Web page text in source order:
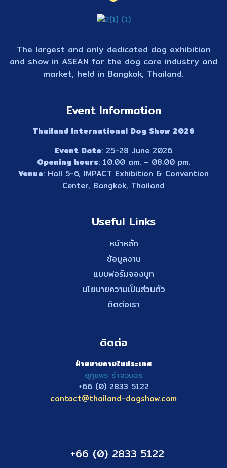
The largest and only dedicated dog exhibition
and show in ASEAN for the dog care industry and
market, held in Bangkok, Thailand.
Event Information
Thailand International Dog Show 2026
Event Date: 25-28 June 2026
Opening hours: 10.00 am. – 08.00 pm.
Venue: Hall 5-6, IMPACT Exhibition & Convention
Center, Bangkok, Thailand
Useful Links
หน้าหลัก
ข้อมูลงาน
แบบฟอร์มจองบูท
นโยบายความเป็นส่วนตัว
ติดต่อเรา
ติดต่อ
ฝ่ายขายภายในประเทศ
อุทุมพร รำจวนจร
+66 (0) 2833 5122
contact@thailand-dogshow.com
+66 (0) 2833 5122